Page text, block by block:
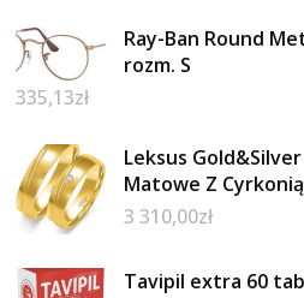
Ray-Ban Round
rozm. S
335,13zł
Leksus
Matowe Z
3 310,00zł
Tavipil extra 60